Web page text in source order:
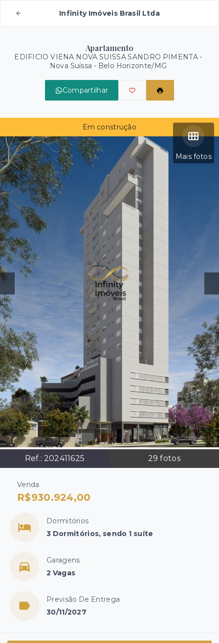
Infinity Imóveis Brasil Ltda
Apartamento
EDIFICIO VIENA NOVA SUISSA SANDRO PIMENTA -
Nova Suíssa - Belo Horizonte/MG
Compartilhar
Mais fotos
Ref.: 202411625 29 fotos
Em construção
Venda
R$930.924,00
Dormitórios
3 Dormitórios, sendo 1 suíte
Garagens
2 Vagas
Previsão De Entrega
30/11/2027